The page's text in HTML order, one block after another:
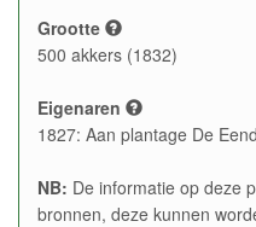
Grootte
500 akkers (1832)
Eigenaren
1827: Aan plantage De
NB: De informatie op deze
bronnen, deze kunnen